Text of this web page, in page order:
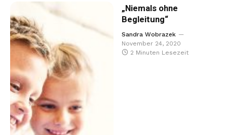
„Niemals ohne
Begleitung“
Sandra Wobrazek
November 24, 2020
2 Minuten Lesezeit